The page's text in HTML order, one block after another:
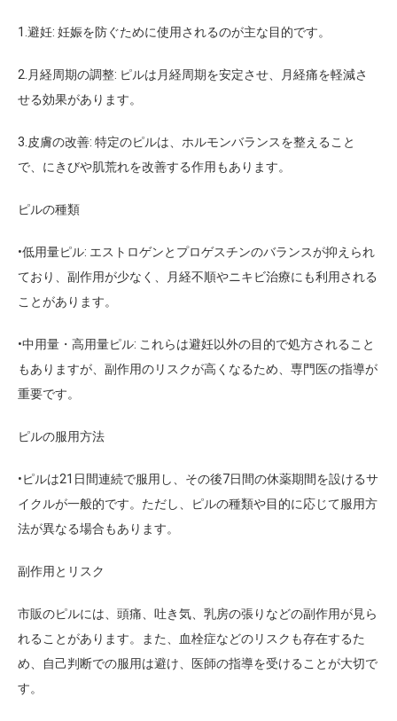
1. 避妊: 妊娠を防ぐために使用されるのが主な目的です。
2. 月経周期の調整: ピルは月経周期を安定させ、月経痛を軽減さ
せる効果があります。
3. 皮膚の改善: 特定のピルは、ホルモンバランスを整えること
で、にきびや肌荒れを改善する作用もあります。
ピルの種類
•低用量ピル: エストロゲンとプロゲスチンのバランスが抑えられ
ており、副作用が少なく、月経不順やニキビ治療にも利用される
ことがあります。
•中用量・高用量ピル: これらは避妊以外の目的で処方されること
もありますが、副作用のリスクが高くなるため、専門医の指導が
重要です。
ピルの服用方法
•ピルは21日間連続で服用し、その後7日間の休薬期間を設けるサ
イクルが一般的です。ただし、ピルの種類や目的に応じて服用方
法が異なる場合もあります。
副作用とリスク
市販のピルには、頭痛、吐き気、乳房の張りなどの副作用が見ら
れることがあります。また、血栓症などのリスクも存在するた
め、自己判断での服用は避け、医師の指導を受けることが大切で
す。